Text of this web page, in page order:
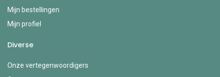
Mijn bestellingen
Mijn profiel
Diverse
Onze vertegenwoordigers